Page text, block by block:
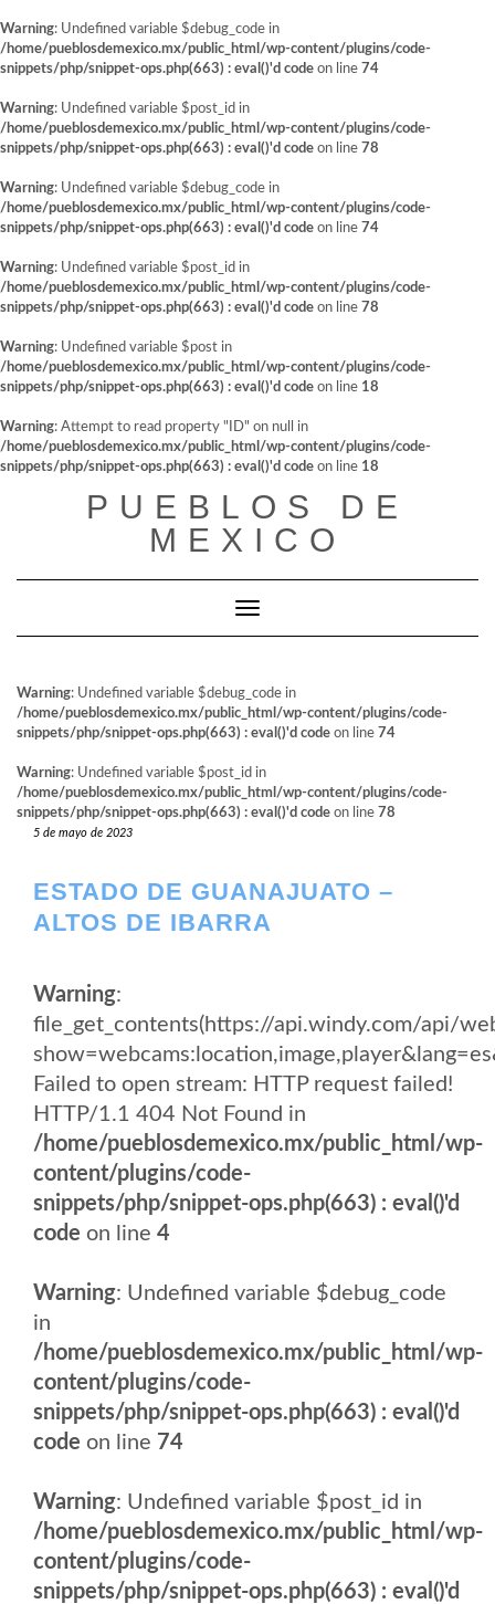
Warning: Undefined variable $debug_code in
/home/pueblosdemexico.mx/public_html/wp-content/plugins/code-
snippets/php/snippet-ops.php(663) : eval()'d code on line 74
Warning: Undefined variable $post_id in
/home/pueblosdemexico.mx/public_html/wp-content/plugins/code-
snippets/php/snippet-ops.php(663) : eval()'d code on line 78
Warning: Undefined variable $debug_code in
/home/pueblosdemexico.mx/public_html/wp-content/plugins/code-
snippets/php/snippet-ops.php(663) : eval()'d code on line 74
Warning: Undefined variable $post_id in
/home/pueblosdemexico.mx/public_html/wp-content/plugins/code-
snippets/php/snippet-ops.php(663) : eval()'d code on line 78
Warning: Undefined variable $post in
/home/pueblosdemexico.mx/public_html/wp-content/plugins/code-
snippets/php/snippet-ops.php(663) : eval()'d code on line 18
Warning: Attempt to read property "ID" on null in
/home/pueblosdemexico.mx/public_html/wp-content/plugins/code-
snippets/php/snippet-ops.php(663) : eval()'d code on line 18
PUEBLOS DE
MEXICO
Cambiar modo de navegación
Warning: Undefined variable $debug_code in
/home/pueblosdemexico.mx/public_html/wp-content/plugins/code-
snippets/php/snippet-ops.php(663) : eval()'d code on line 74
Warning: Undefined variable $post_id in
/home/pueblosdemexico.mx/public_html/wp-content/plugins/code-
snippets/php/snippet-ops.php(663) : eval()'d code on line 78
5 de mayo de 2023
ESTADO DE GUANAJUATO –
ALTOS DE IBARRA
Warning:
file_get_contents(https://api.windy.com/api/
Failed to open stream: HTTP request failed!
HTTP/1.1 404 Not Found in
/home/pueblosdemexico.mx/public_html/wp-
content/plugins/code-
snippets/php/snippet-ops.php(663) : eval()'d
code on line 4
Warning: Undefined variable $debug_code
in
/home/pueblosdemexico.mx/public_html/wp-
content/plugins/code-
snippets/php/snippet-ops.php(663) : eval()'d
code on line 74
Warning: Undefined variable $post_id in
/home/pueblosdemexico.mx/public_html/wp-
content/plugins/code-
snippets/php/snippet-ops.php(663) : eval()'d